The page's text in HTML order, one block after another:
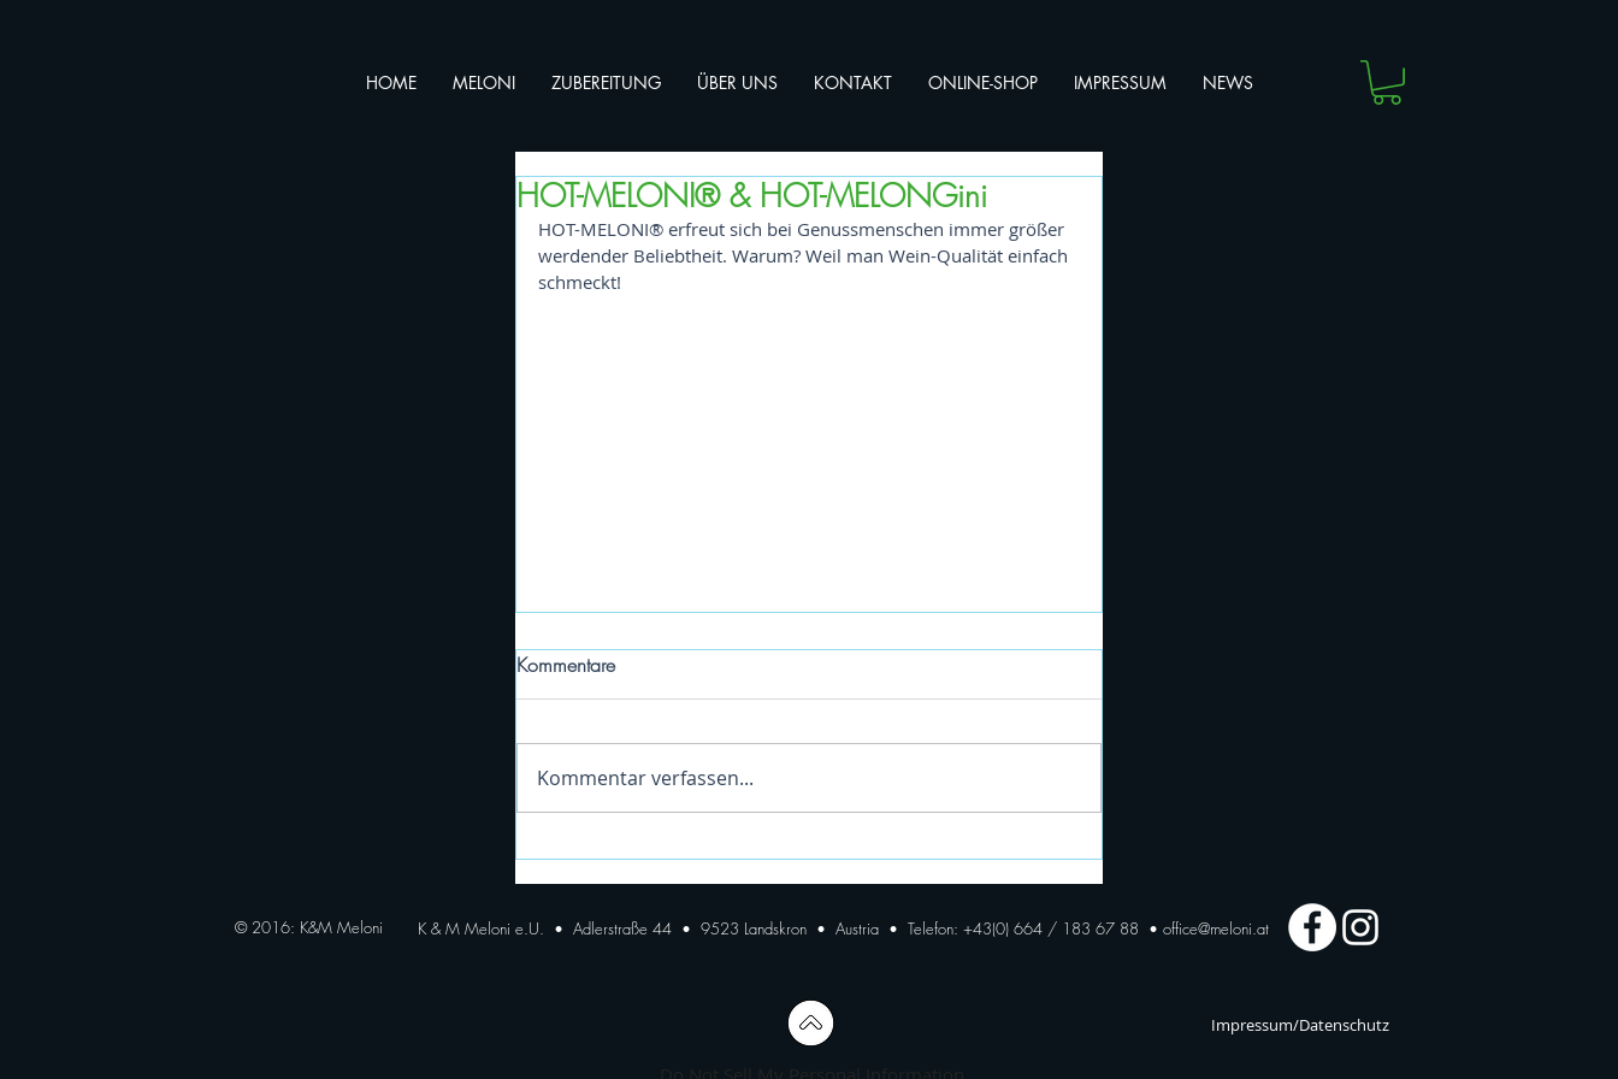
HOME MELONI ZUBEREITUNG ÜBER UNS KONTAKT ONLINE-SHOP IMPRESSUM NEWS
HOT-MELONI® & HOT-MELONGini
HOT-MELONI® erfreut sich bei Genussmenschen immer größer
werdender Beliebtheit. Warum? Weil man Wein-Qualität einfach
schmeckt!
Kommentare
Kommentar verfassen...
© 2016: K&M Meloni K & M Meloni e.U. • Adlerstraße 44 • 9523 Landskron • Austria • Telefon: +43(0) 664 / 183 67 88 • office@meloni.at
Impressum/Datenschutz
Do Not Sell My Personal Information